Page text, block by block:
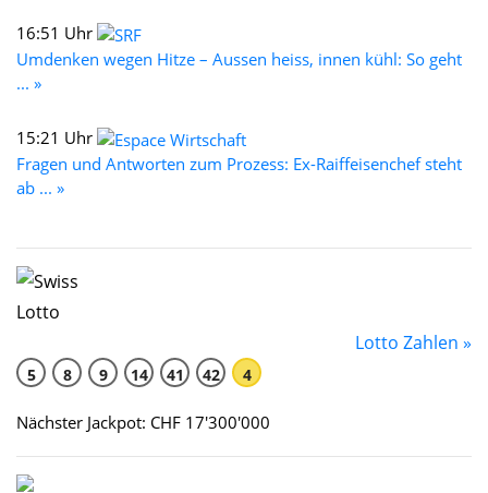
16:51 Uhr
Umdenken wegen Hitze – Aussen heiss, innen kühl: So geht
... »
15:21 Uhr
Fragen und Antworten zum Prozess: Ex-Raiffeisenchef steht
ab ... »
Lotto Zahlen »
5 8 9 14 41 42 4
Nächster Jackpot: CHF 17'300'000